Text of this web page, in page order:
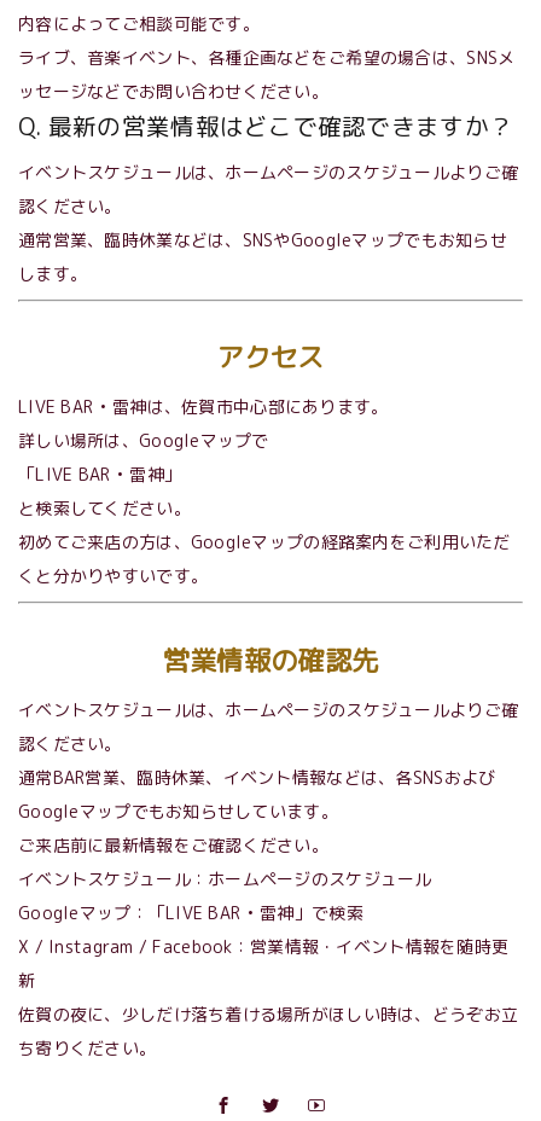
内容によってご相談可能です。
ライブ、音楽イベント、各種企画などをご希望の場合は、SNSメ
ッセージなどでお問い合わせください。
Q. 最新の営業情報はどこで確認できますか？
イベントスケジュールは、ホームページのスケジュールよりご確
認ください。
通常営業、臨時休業などは、SNSやGoogleマップでもお知らせ
します。
アクセス
LIVE BAR • 雷神は、佐賀市中心部にあります。
詳しい場所は、Googleマップで
「LIVE BAR • 雷神」
と検索してください。
初めてご来店の方は、Googleマップの経路案内をご利用いただ
くと分かりやすいです。
営業情報の確認先
イベントスケジュールは、ホームページのスケジュールよりご確
認ください。
通常BAR営業、臨時休業、イベント情報などは、各SNSおよび
Googleマップでもお知らせしています。
ご来店前に最新情報をご確認ください。
イベントスケジュール：ホームページのスケジュール
Googleマップ：「LIVE BAR • 雷神」で検索
X / Instagram / Facebook：営業情報・イベント情報を随時更
新
佐賀の夜に、少しだけ落ち着ける場所がほしい時は、どうぞお立
ち寄りください。